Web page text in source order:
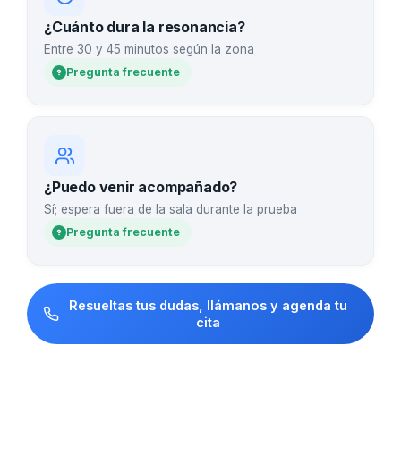
¿Cuánto dura la resonancia?
Entre 30 y 45 minutos según la zona
Pregunta frecuente
¿Puedo venir acompañado?
Sí; espera fuera de la sala durante la prueba
Pregunta frecuente
Resueltas tus dudas, llámanos y agenda tu
cita